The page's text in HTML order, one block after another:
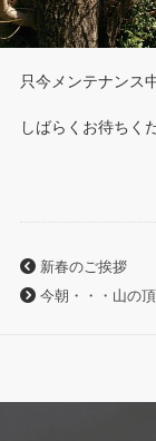
只今メンテナンス
しばらくお待ちく
新春のご挨拶
今朝・・・山の